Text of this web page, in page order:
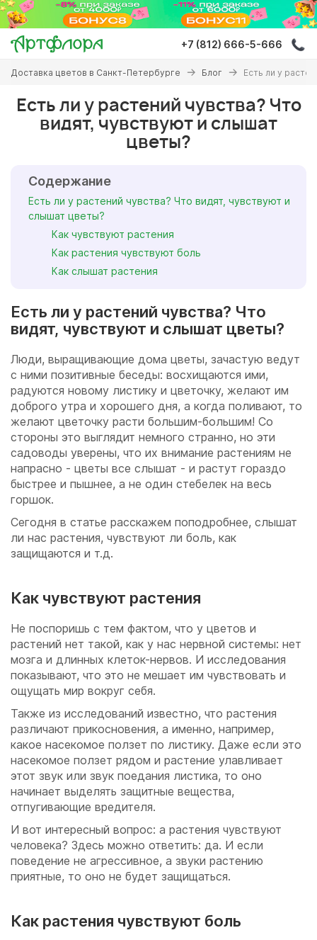
Перейти
основному
содержанию
+7 (812) 666-5-666
Вы
здесь
Доставка цветов в Санкт-Петербурге Блог Есть ли у
Есть ли у растений чувства? Что
видят, чувствуют и слышат
цветы?
Содержание
Есть ли у растений чувства? Что видят, чувствуют и
слышат цветы?
Как чувствуют растения
Как растения чувствуют боль
Как слышат растения
Есть ли у растений чувства? Что
видят, чувствуют и слышат цветы?
Люди, выращивающие дома цветы, зачастую ведут
с ними позитивные беседы: восхищаются ими,
радуются новому листику и цветочку, желают им
доброго утра и хорошего дня, а когда поливают, то
желают цветочку расти большим-большим! Со
стороны это выглядит немного странно, но эти
садоводы уверены, что их внимание растениям не
напрасно - цветы все слышат - и растут гораздо
быстрее и пышнее, а не один стебелек на весь
горшок.
Сегодня в статье расскажем поподробнее, слышат
ли нас растения, чувствуют ли боль, как
защищаются и т.д.
Как чувствуют растения
Не поспоришь с тем фактом, что у цветов и
растений нет такой, как у нас нервной системы: нет
мозга и длинных клеток-нервов. И исследования
показывают, что это не мешает им чувствовать и
ощущать мир вокруг себя.
Также из исследований известно, что растения
различают прикосновения, а именно, например,
какое насекомое ползет по листику. Даже если это
насекомое ползет рядом и растение улавливает
этот звук или звук поедания листика, то оно
начинает выделять защитные вещества,
отпугивающие вредителя.
И вот интересный вопрос: а растения чувствуют
человека? Здесь можно ответить: да. И если
поведение не агрессивное, а звуки растению
приятные, то оно не будет защищаться.
Как растения чувствуют боль